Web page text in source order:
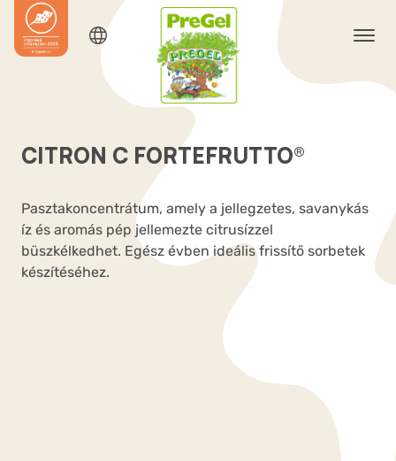
CITRON C FORTEFRUTTO®
Pasztakoncentrátum, amely a jellegzetes, savanykás
íz és aromás pép jellemezte citrusízzel
büszkélkedhet. Egész évben ideális frissítő sorbetek
készítéséhez.